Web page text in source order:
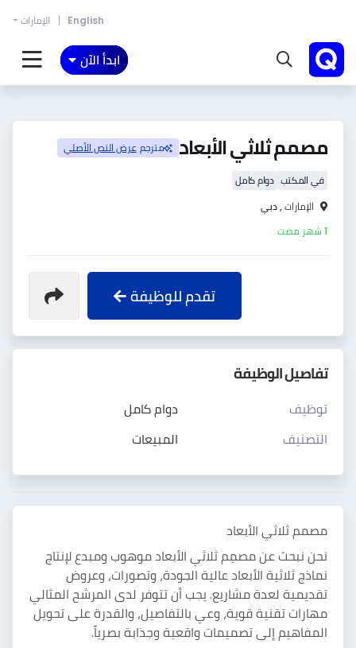
English الإمارات
ابدأ الآن
مصمم ثلاثي الأبعاد مترجم عرض النص الأصلي
في المكتب دوام كامل
الإمارات ,دبي
1 شهر مضت
تقدم للوظيفة
تفاصيل الوظيفة
توظيف
دوام كامل
التصنيف
المبيعات
مصمم ثلاثي الأبعاد
نحن نبحث عن مصمِم ثلاثي الأبعاد موهوب ومبدع لإنتاج
نماذج ثلاثية الأبعاد عالية الجودة، وتصورات، وعروض
تقديمية لعدة مشاريع. يجب أن تتوفر لدى المرشح المثالي
مهارات تقنية قوية، وعي بالتفاصيل، والقدرة على تحويل
المفاهيم إلى تصميمات واقعية وجذابة بصرياً.